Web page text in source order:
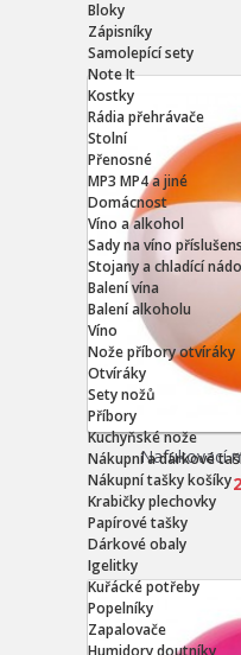
Bloky
Zápisníky
Samolepící sety
Note It
Kostky
Rádia přehrávače
Stolní
Přenosné
MP3 MP4 a jiné
Domácnost
Víno a alkohol
Sady na víno
Stojany a chladící
Balení vína
Balení alkoholu
Víno
Nože příbory otvíráky
Otvíráky
Sety nožů
Příbory
Kuchyňské nože
Nákupní a dárkové
Nákupní tašky košíky
Krabičky plechovky
Papírové tašky
Dárkové obaly
Igelitky
Kuřácké potřeby
Popelníky
Zapalovače
Humidory doutníky
Nafukovací